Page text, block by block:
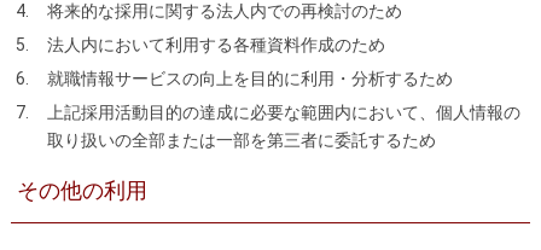
将来的な採用に関する法人内での再検討のため
法人内において利用する各種資料作成のため
就職情報サービスの向上を目的に利用・分析するため
上記採用活動目的の達成に必要な範囲内において、個人情報の
取り扱いの全部または一部を第三者に委託するため
その他の利用